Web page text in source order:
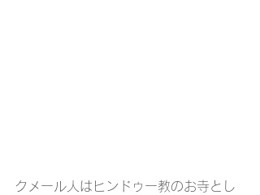
クメール人はヒンドゥー教のお寺とし